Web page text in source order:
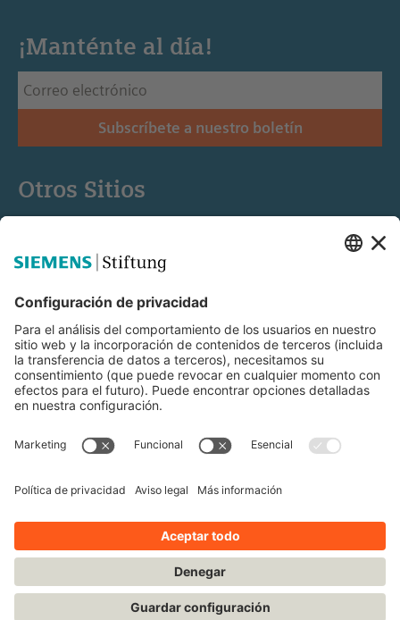
¡Manténte al día!
Subscríbete a nuestro boletín
Otros Sitios
Educación STEM
Mediaportal
© Siemens Stiftung 2025
Condiciones de uso